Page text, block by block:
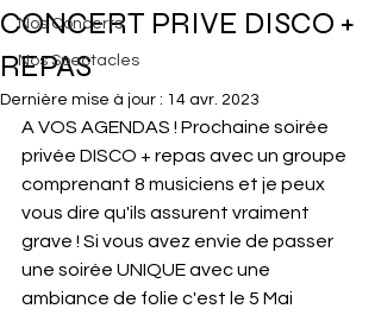
Nos Concerts
Nos Spectacles
CONCERT PRIVE DISCO +
REPAS
Dernière mise à jour : 14 avr. 2023
A VOS AGENDAS ! Prochaine soirée
privée DISCO + repas avec un groupe
comprenant 8 musiciens et je peux
vous dire qu'ils assurent vraiment
grave ! Si vous avez envie de passer
une soirée UNIQUE avec une
ambiance de folie c'est le 5 Mai